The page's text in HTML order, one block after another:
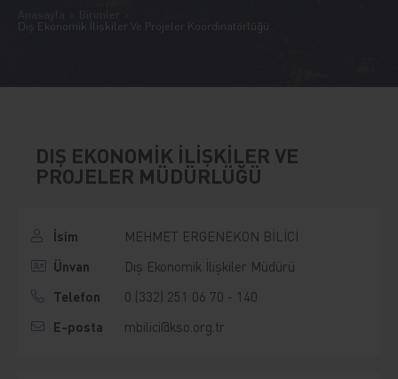
Anasayfa
Birimler
Dış Ekonomik İlişkiler Ve Projeler Koordinatörlüğü
DIŞ EKONOMİK İLİŞKİLER VE
PROJELER MÜDÜRLÜĞÜ
İsim
MEHMET ERGENEKON BİLİCİ
Ünvan
Dış Ekonomik İlişkiler Müdürü
Telefon
0 (332) 251 06 70 - 140
E-posta
mbilici@kso.org.tr